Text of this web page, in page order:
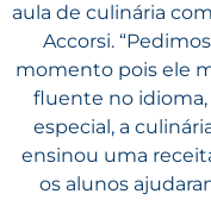
aula de culinária
Accorsi.
momento pois ele
fluente no
especial, a
ensinou uma
os alunos